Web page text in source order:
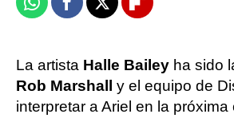
WhatsappFacebook
X Flipboard
La artista Halle Bailey ha sido
Rob Marshall
y el equipo de
interpretar a Ariel en la próxima